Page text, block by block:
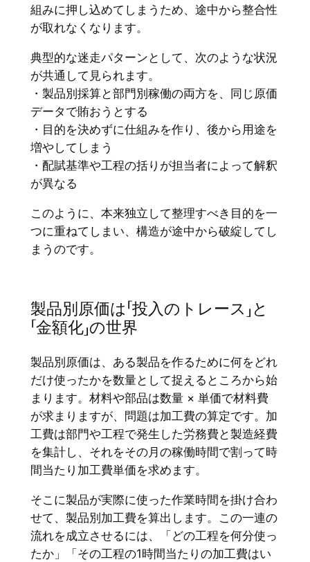
組みに押し込めてしまうため、途中から整合性
が取れなくなります。
典型的な迷走パターンとして、次のような状況
が共通して見られます。
・製品別採算と部門別稼働の両方を、同じ原価
データで賄おうとする
・目的を決めずに仕組みを作り、後から用途を
増やしてしまう
・配賦基準や工程の括りが担当者によって解釈
が異なる
このように、本来独立して整理すべき目的を一
つに重ねてしまい、構造が途中から破綻してし
まうのです。
製品別原価は「投入のトレース」と
「金額化」の世界
製品別原価は、ある製品を作るために何をどれ
だけ使ったかを数量として捉えるところから始
まります。材料や部品は数量 × 単価で材料費
が求まりますが、問題は加工費の算定です。加
工費は部門や工程で発生した労務費と製造経費
を集計し、それをその月の稼働時間で割って時
間当たり加工費単価を求めます。
そこに製品が実際に使った作業時間を掛け合わ
せて、製品別加工費を算出します。この一連の
流れを成立させるには、「どの工程を何分使っ
たか」「その工程の1時間当たりの加工費はい